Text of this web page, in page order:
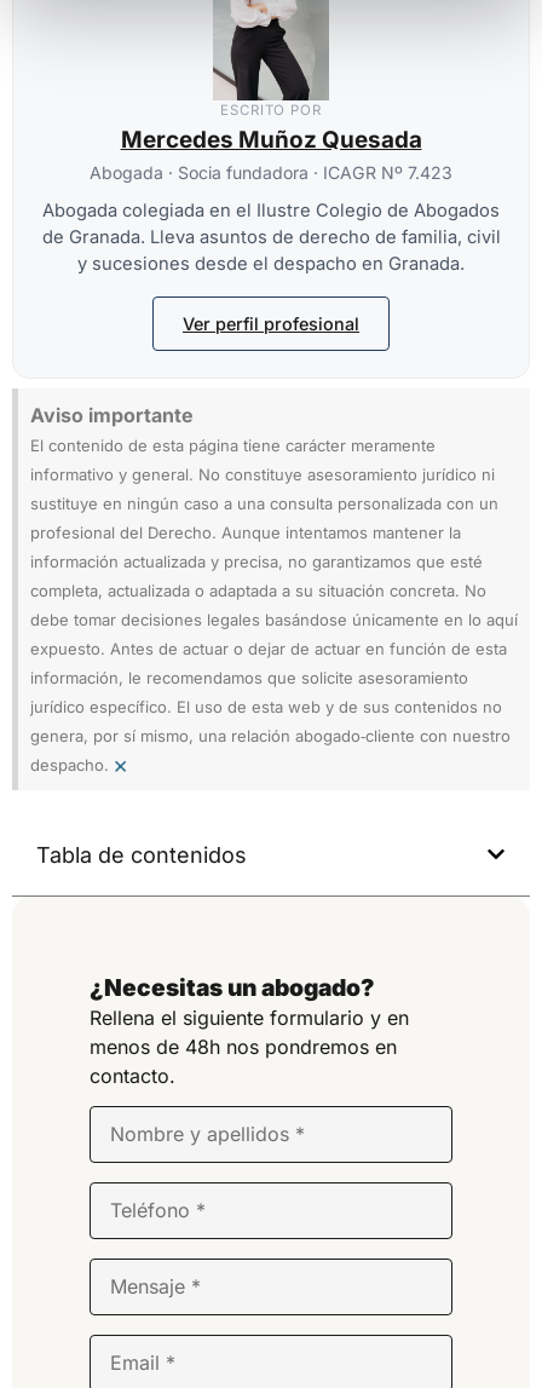
ESCRITO POR
Mercedes Muñoz Quesada
Abogada · Socia fundadora · ICAGR Nº 7.423
Abogada colegiada en el Ilustre Colegio de Abogados
de Granada. Lleva asuntos de derecho de familia, civil
y sucesiones desde el despacho en Granada.
Ver perfil profesional
Aviso importante
El contenido de esta página tiene carácter meramente
informativo y general. No constituye asesoramiento jurídico ni
sustituye en ningún caso a una consulta personalizada con un
profesional del Derecho. Aunque intentamos mantener la
información actualizada y precisa, no garantizamos que esté
completa, actualizada o adaptada a su situación concreta. No
debe tomar decisiones legales basándose únicamente en lo aquí
expuesto. Antes de actuar o dejar de actuar en función de esta
información, le recomendamos que solicite asesoramiento
jurídico específico. El uso de esta web y de sus contenidos no
genera, por sí mismo, una relación abogado‑cliente con nuestro
despacho. ×
Tabla de contenidos
¿Necesitas un abogado?
Rellena el siguiente formulario y en
menos de 48h nos pondremos en
contacto.